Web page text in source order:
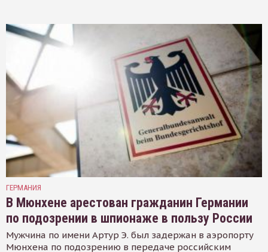
ГЕРМАНИЯ
В Мюнхене арестован гражданин Германии
по подозрении в шпионаже в пользу России
Мужчина по имени Артур Э. был задержан в аэропорту
Мюнхена по подозрению в передаче российским